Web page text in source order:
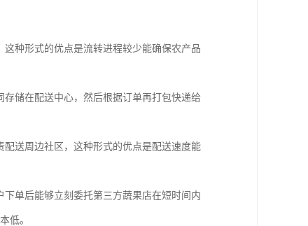
种形式的优点是流转进程较少能确保农产品
储在配送中心，然后根据订单再打包快递给
送周边社区，这种形式的优点是配送速度能
单后能够立刻委托第三方蔬果店在短时间内
低。